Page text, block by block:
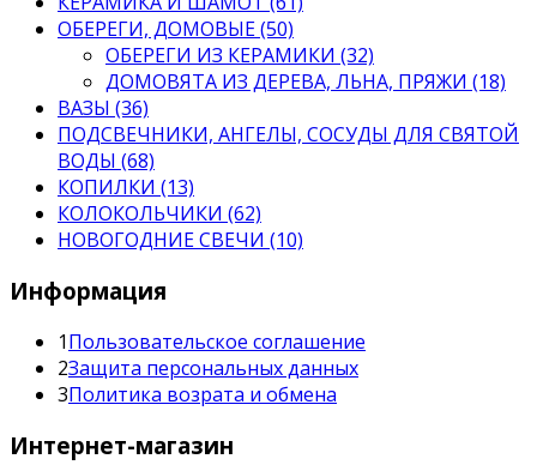
ОБЕРЕГИ, ДОМОВЫЕ (50)
ОБЕРЕГИ ИЗ КЕРАМИКИ (32)
ДОМОВЯТА ИЗ ДЕРЕВА, ЛЬНА, ПРЯЖИ (18)
ВАЗЫ (36)
ПОДСВЕЧНИКИ, АНГЕЛЫ, СОСУДЫ ДЛЯ СВЯТОЙ
ВОДЫ (68)
КОПИЛКИ (13)
КОЛОКОЛЬЧИКИ (62)
НОВОГОДНИЕ СВЕЧИ (10)
Информация
1Пользовательское соглашение
2Защита персональных данных
3Политика возрата и обмена
Интернет-магазин